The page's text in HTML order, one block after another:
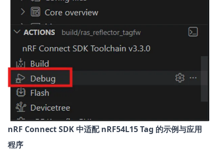
nRF Connect SDK 中适配 nRF54L15 Tag 的示例与应用
程序